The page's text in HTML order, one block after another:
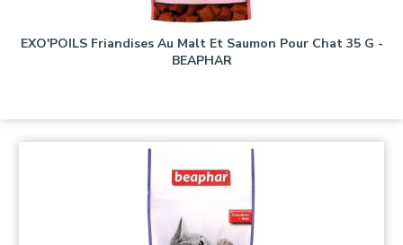
EXO'POILS Friandises Au Malt Et Saumon Pour Chat 35 G -
BEAPHAR